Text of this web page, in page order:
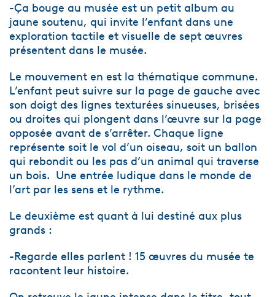
-Ça bouge au musée est un petit album au
jaune soutenu, qui invite l’enfant dans une
exploration tactile et visuelle de sept œuvres
présentent dans le musée.
Le mouvement en est la thématique commune.
L’enfant peut suivre sur la page de gauche avec
son doigt des lignes texturées sinueuses, brisées
ou droites qui plongent dans l’œuvre sur la page
opposée avant de s’arrêter. Chaque ligne
représente soit le vol d’un oiseau, soit un ballon
qui rebondit ou les pas d’un animal qui traverse
un bois. Une entrée ludique dans le monde de
l’art par les sens et le rythme.
Le deuxième est quant à lui destiné aux plus
grands :
-Regarde elles parlent ! 15 œuvres du musée te
racontent leur histoire.